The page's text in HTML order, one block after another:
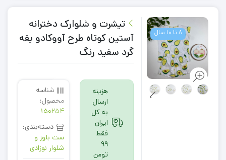
8 تا 10 سال
تیشرت و شلوارک دخترانه
آستین کوتاه طرح آووکادو یقه
گرد سفید رنگ
هزینه
ارسال
به کل
ایران
فقط
99
تومن
شناسه
محصول:
150254
دسته‌بندی:
ست بلوز و
شلوار نوزادی